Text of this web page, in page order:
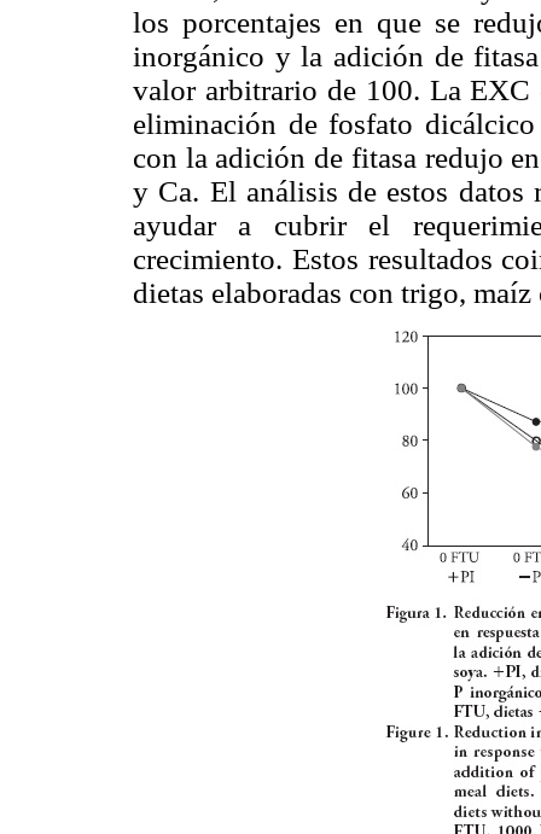
los porcentajes en que se
inorgánico y la adición de
valor arbitrario de 100. La
eliminación de fosfato
con la adición de fitasa redujo
y Ca. El análisis de estos datos
ayudar a cubrir el
crecimiento. Estos resultados
dietas elaboradas con trigo,